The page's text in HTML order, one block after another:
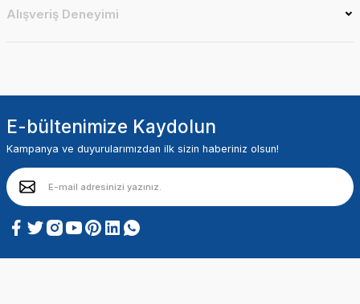
Alışveriş Deneyimi
E-bültenimize Kaydolun
Kampanya ve duyurularımızdan ilk sizin haberiniz olsun!